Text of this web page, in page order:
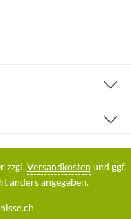
zzgl.Versandkosten und ggf.
anders angegeben.